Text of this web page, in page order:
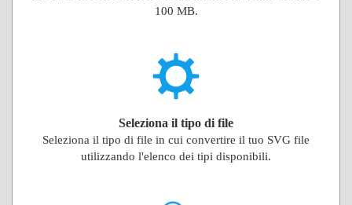
100 MB.
Seleziona il tipo di file
Seleziona il tipo di file in cui convertire il tuo SVG file
utilizzando l'elenco dei tipi disponibili.